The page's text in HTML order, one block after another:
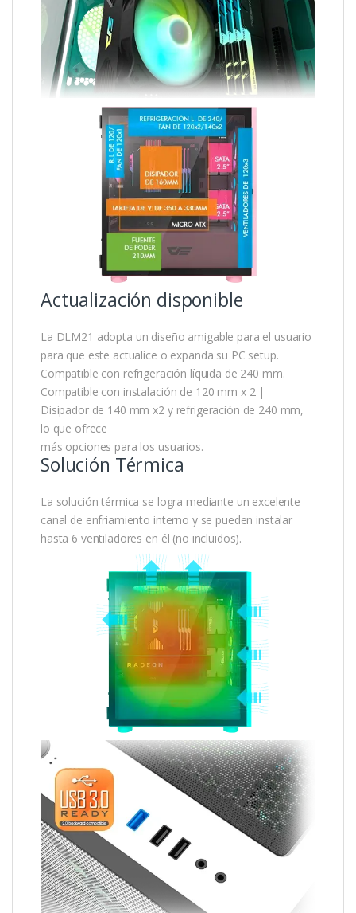
Actualización disponible
La DLM21 adopta un diseño amigable para el usuario
para que este actualice o expanda su PC setup.
Compatible con refrigeración líquida de 240 mm.
Compatible con instalación de 120 mm x 2 |
Disipador de 140 mm x2 y refrigeración de 240 mm,
lo que ofrece
más opciones para los usuarios.
Solución Térmica
La solución térmica se logra mediante un excelente
canal de enfriamiento interno y se pueden instalar
hasta 6 ventiladores en él (no incluidos).